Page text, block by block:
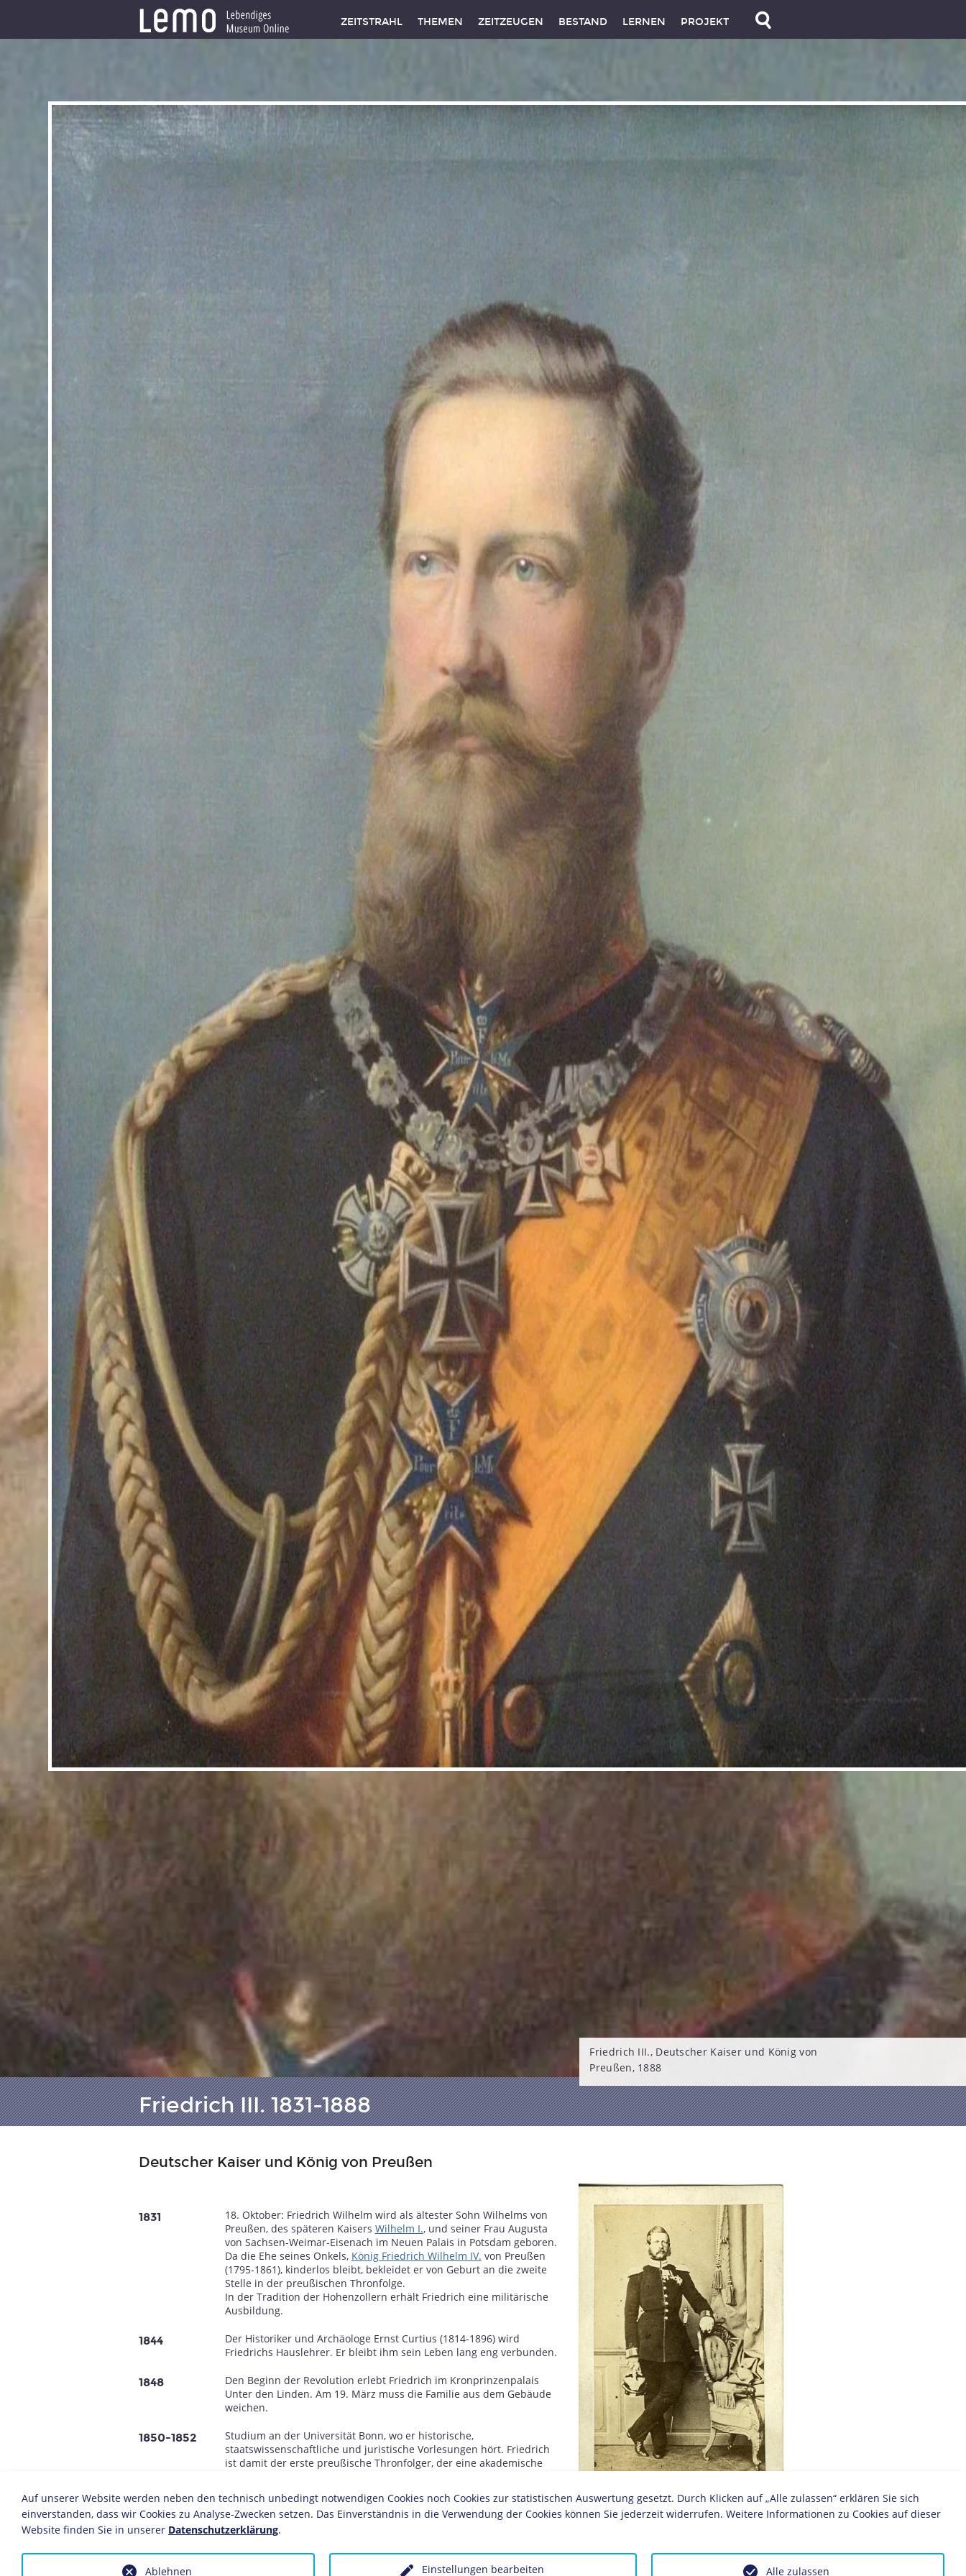
ZEITSTRAHL THEMEN ZEITZEUGEN BESTAND LERNEN PROJEKT
Friedrich III., Deutscher Kaiser und König von
Preußen, 1888
Friedrich III. 1831-1888
Deutscher Kaiser und König von Preußen
1831
18. Oktober: Friedrich Wilhelm wird als ältester Sohn Wilhelms von
Preußen, des späteren Kaisers Wilhelm I., und seiner Frau Augusta
von Sachsen-Weimar-Eisenach im Neuen Palais in Potsdam geboren.
Da die Ehe seines Onkels, König Friedrich Wilhelm IV. von Preußen
(1795-1861), kinderlos bleibt, bekleidet er von Geburt an die zweite
Stelle in der preußischen Thronfolge.
In der Tradition der Hohenzollern erhält Friedrich eine militärische
Ausbildung.
1844
Der Historiker und Archäologe Ernst Curtius (1814-1896) wird
Friedrichs Hauslehrer. Er bleibt ihm sein Leben lang eng verbunden.
1848
Den Beginn der Revolution erlebt Friedrich im Kronprinzenpalais
Unter den Linden. Am 19. März muss die Familie aus dem Gebäude
weichen.
1850-1852
Studium an der Universität Bonn, wo er historische,
staatswissenschaftliche und juristische Vorlesungen hört. Friedrich
ist damit der erste preußische Thronfolger, der eine akademische
Moritz Arndt (1769-1860).
1851
Reise nach England, wo er unter anderem die Londoner
des Gastgeberlandes bewundert.
Hier lernt er seine künftige Frau kennen, die älteste Tochter der
Kronprinz Friedrich Wilhelm von Preußen, um
1875
Auf unserer Website werden neben den technisch unbedingt notwendigen Cookies noch Cookies zur statistischen Auswertung gesetzt. Durch Klicken auf „Alle zulassen“ erklären Sie sich
einverstanden, dass wir Cookies zu Analyse-Zwecken setzen. Das Einverständnis in die Verwendung der Cookies können Sie jederzeit widerrufen. Weitere Informationen zu Cookies auf dieser
Website finden Sie in unserer Datenschutzerklärung.
Einstellungen bearbeiten
Ablehnen Alle zulassen